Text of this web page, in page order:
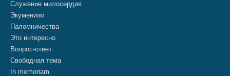
Служение милосердия
Экуменизм
Паломничества
Это интересно
Вопрос-ответ
Свободная тема
In memoriam